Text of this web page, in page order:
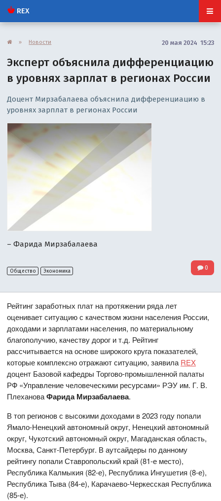
REX
» Новости 20 мая 2024 15:23
Эксперт объяснила дифференциацию
в уровнях зарплат в регионах России
Доцент Мирзабалаева объяснила дифференциацию в
уровнях зарплат в регионах России
– Фарида Мирзабалаева
Общество Экономика 0
Рейтинг заработных плат на протяжении ряда лет
оценивает ситуацию с качеством жизни населения России,
доходами и зарплатами населения, по материальному
благополучию, качеству дорог и т.д. Рейтинг
рассчитывается на основе широкого круга показателей,
которые комплексно отражают ситуацию, заявила REX
доцент Базовой кафедры Торгово-промышленной палаты
РФ «Управление человеческими ресурсами» РЭУ им. Г. В.
ПлехановаФарида Мирзабалаева.
В топ регионов с высокими доходами в 2023 году попали
Ямало-Ненецкий автономный округ, Ненецкий автономный
округ, Чукотский автономный округ, Магаданская область,
Москва, Санкт-Петербург. В аутсайдеры по данному
рейтингу попали Ставропольский край (81-е место),
Республика Калмыкия (82-е), Республика Ингушетия (8-е),
Республика Тыва (84-е), Карачаево-Черкесская Республика
(85-е).